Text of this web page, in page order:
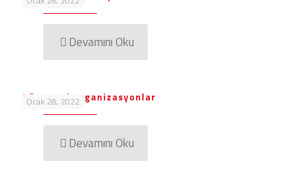
Devamını Oku
Ocak 28, 2022
Dönemsel Organizasyonlar
Devamını Oku